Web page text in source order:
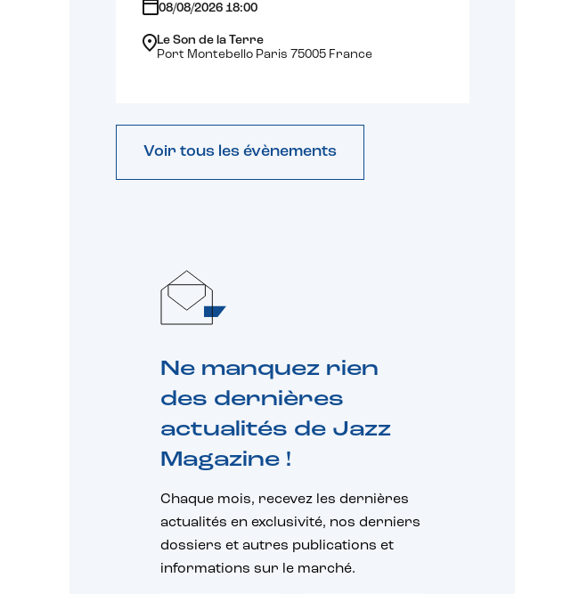
08/08/2026 18:00
Le Son de la Terre
Port Montebello Paris 75005 France
Voir tous les évènements
Ne manquez rien
des dernières
actualités de Jazz
Magazine !
Chaque mois, recevez les dernières
actualités en exclusivité, nos derniers
dossiers et autres publications et
informations sur le marché.